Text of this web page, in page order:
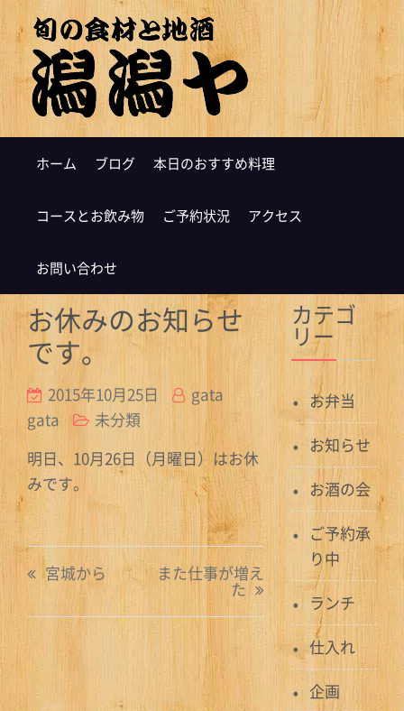
ホーム ブログ 本日のおすすめ料理
コースとお飲み物 ご予約状況 アクセス
お問い合わせ
お休みのお知らせ
です。
2015年10月25日
gata
gata
未分類
明日、10月26日（月曜日）はお休
みです。
投宮城から また仕事が増え
た
カテゴ
リー
お弁当
お知らせ
お酒の会
ご予約承
り中
ランチ
仕入れ
企画